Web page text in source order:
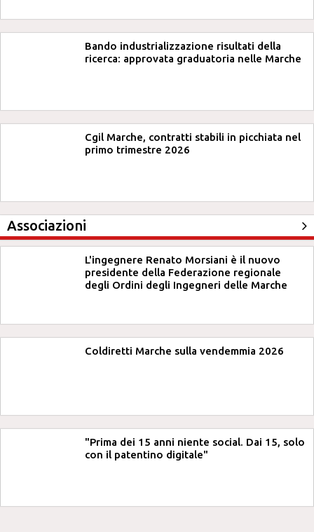
Bando industrializzazione risultati della
ricerca: approvata graduatoria nelle Marche
Cgil Marche, contratti stabili in picchiata nel
primo trimestre 2026
Associazioni
L'ingegnere Renato Morsiani è il nuovo
presidente della Federazione regionale
degli Ordini degli Ingegneri delle Marche
Coldiretti Marche sulla vendemmia 2026
"Prima dei 15 anni niente social. Dai 15, solo
con il patentino digitale"